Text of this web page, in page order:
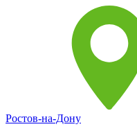
Ростов-на-Дону